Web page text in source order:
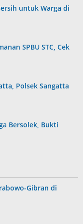
untuk Warga di
SPBU STC, Cek
Polsek Sangatta
Bersolek, Bukti
Gibran di